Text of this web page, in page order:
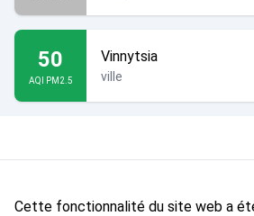
50
AQI PM2.5
Vinnytsia
ville
Cette fonctionnalité du site web a